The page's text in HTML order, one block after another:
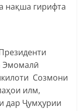
нақша гирифта
Эмомалӣ
Созмони
илм,
дар Ҷумҳурии